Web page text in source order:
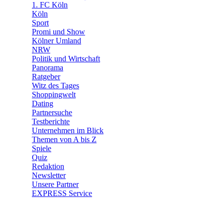
1. FC Köln
Köln
Sport
Promi und Show
Kölner Umland
NRW
Politik und Wirtschaft
Panorama
Ratgeber
Witz des Tages
Shoppingwelt
Dating
Partnersuche
Testberichte
Unternehmen im Blick
Themen von A bis Z
Spiele
Quiz
Redaktion
Newsletter
Unsere Partner
EXPRESS Service